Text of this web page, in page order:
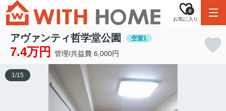
お気に入り
0
アヴァンティ哲学堂公園 空室1
7.4万円 管理/共益費 6,000円
1/15